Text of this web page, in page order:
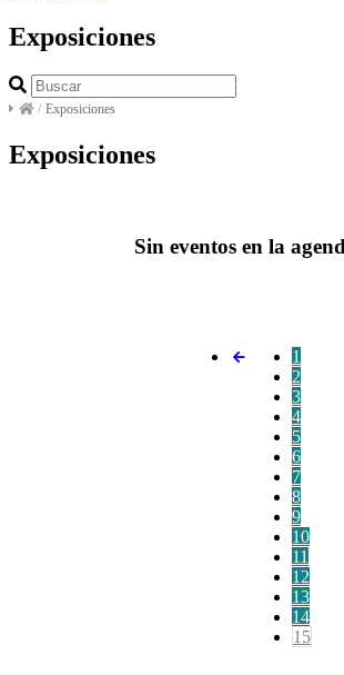
Exposiciones
/ Exposiciones
Exposiciones
Sin eventos en la
1
2
3
4
5
6
7
8
9
10
11
12
13
14
15